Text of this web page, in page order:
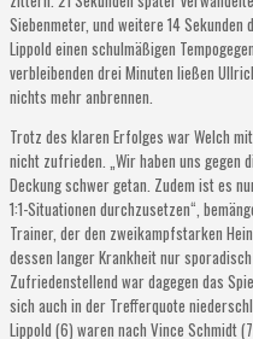
Siebenmeter, und weitere 14
Lippold einen schulmäßigen
verbleibenden drei Minuten ließen
nichts mehr anbrennen.
Trotz des klaren Erfolges war Welch
nicht zufrieden. „Wir haben uns gegen
Deckung schwer getan. Zudem ist es
1:1-Situationen durchzusetzen“,
Trainer, der den zweikampfstarken
dessen langer Krankheit nur
Zufriedenstellend war dagegen das
sich auch in der Trefferquote
Lippold (6) waren nach Vince Schmidt